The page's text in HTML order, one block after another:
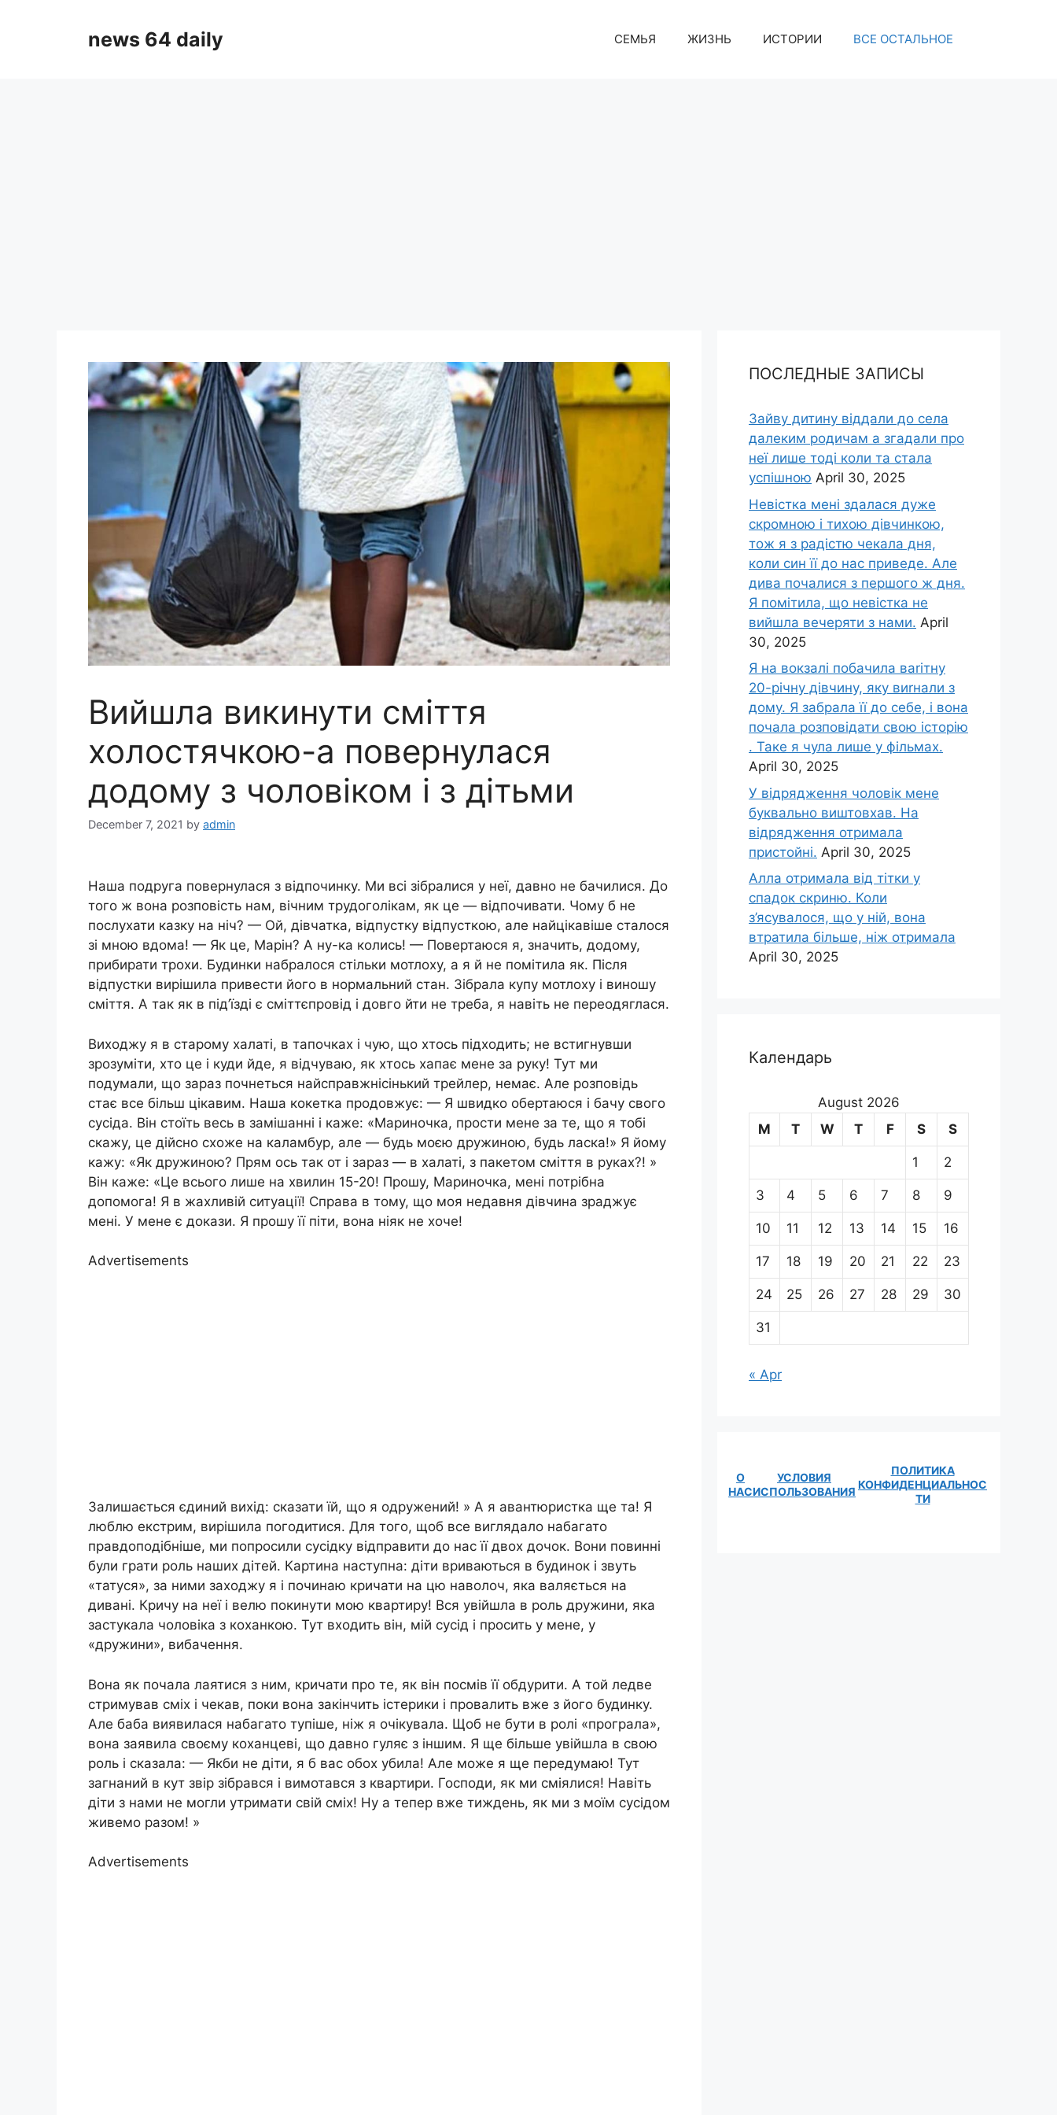
news 64 daily СЕМЬЯ ЖИЗНЬ ИСТОРИИ ВСЕ ОСТАЛЬНОЕ
Вийшла викинути сміття
холостячкою-а повернулася
додому з чоловіком і з дітьми
December 7, 2021 by admin
Наша подруга повернулася з відпочинку. Ми всі зібралися у неї, давно не бачилися. До
того ж вона розповість нам, вічним трудоголікам, як це — відпочивати. Чому б не
послухати казку на ніч? — Ой, дівчатка, відпустку відпусткою, але найцікавіше сталося
зі мною вдома! — Як це, Марін? А ну-ка колись! — Повертаюся я, значить, додому,
прибирати трохи. Будинки набралося стільки мотлоху, а я й не помітила як. Після
відпустки вирішила привести його в нормальний стан. Зібрала купу мотлоху і виношу
сміття. А так як в під’їзді є сміттєпровід і довго йти не треба, я навіть не переодяглася.
Виходжу я в старому халаті, в тапочках і чую, що хтось підходить; не встигнувши
зрозуміти, хто це і куди йде, я відчуваю, як хтось хапає мене за руку! Тут ми
подумали, що зараз почнеться найсправжнісінький трейлер, немає. Але розповідь
стає все більш цікавим. Наша кокетка продовжує: — Я швидко обертаюся і бачу свого
сусіда. Він стоїть весь в замішанні і каже: «Мариночка, прости мене за те, що я тобі
скажу, це дійсно схоже на каламбур, але — будь моєю дружиною, будь ласка!» Я йому
кажу: «Як дружиною? Прям ось так от і зараз — в халаті, з пакетом сміття в руках?! »
Він каже: «Це всього лише на хвилин 15-20! Прошу, Мариночка, мені потрібна
допомога! Я в жахливій ситуації! Справа в тому, що моя недавня дівчина зраджує
мені. У мене є докази. Я прошу її піти, вона ніяк не хоче!
Advertisements
Залишається єдиний вихід: сказати їй, що я одружений! » А я авантюристка ще та! Я
люблю екстрим, вирішила погодитися. Для того, щоб все виглядало набагато
правдоподібніше, ми попросили сусідку відправити до нас її двох дочок. Вони повинні
були грати роль наших дітей. Картина наступна: діти вриваються в будинок і звуть
«татуся», за ними заходжу я і починаю кричати на цю наволоч, яка валяється на
дивані. Кричу на неї і велю покинути мою квартиру! Вся увійшла в роль дружини, яка
застукала чоловіка з коханкою. Тут входить він, мій сусід і просить у мене, у
«дружини», вибачення.
Вона як почала лаятися з ним, кричати про те, як він посмів її обдурити. А той ледве
стримував сміх і чекав, поки вона закінчить істерики і провалить вже з його будинку.
Але баба виявилася набагато тупіше, ніж я очікувала. Щоб не бути в ролі «програла»,
вона заявила своєму коханцеві, що давно гуляє з іншим. Я ще більше увійшла в свою
роль і сказала: — Якби не діти, я б вас обох убила! Але може я ще передумаю! Тут
загнаний в кут звір зібрався і вимотався з квартири. Господи, як ми сміялися! Навіть
діти з нами не могли утримати свій сміх! Ну а тепер вже тиждень, як ми з моїм сусідом
живемо разом! »
Advertisements
ПОСЛЕДНЫЕ ЗАПИСЫ
Зайву дитину віддали до села
далеким родичам а згадали про
неї лише тоді коли та стала
успішною April 30, 2025
Невістка мені здалася дуже
скромною і тихою дівчинкою,
тож я з радістю чекала дня,
коли син її до нас приведе. Але
дива почалися з першого ж дня.
Я помітила, що невістка не
вийшла вечеряти з нами. April
30, 2025
Я на вокзалі побачила ваrітну
20-річну дівчину, яку виrнали з
дому. Я забрала її до себе, і вона
почала розповідати свою історію
. Таке я чула лише у фільмах.
April 30, 2025
У відрядження чоловік мене
буквально виштовхав. На
відрядження отримала
пристойні. April 30, 2025
Алла отримала від тітки у
спадок скриню. Коли
з’ясувалося, що у ній, вона
втратила більше, ніж отримала
April 30, 2025
Календарь
August 2026
M
T W T F S S
1 2
3 4 5 6 7 8 9
10 11 12 13 14 15 16
17 18 19 20 21 22 23
24 25 26 27 28 29 30
31
« Apr
О
НАС
УСЛОВИЯ
ИСПОЛЬЗОВАНИЯ
ПОЛИТИКА
КОНФИДЕНЦИАЛЬНОС
ТИ